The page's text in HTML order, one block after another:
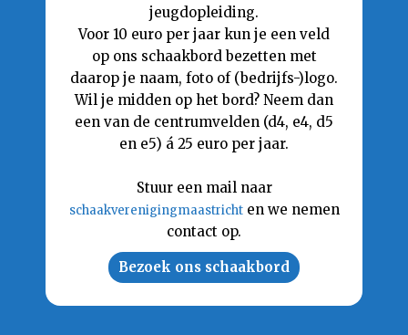
jeugdopleiding.
Voor 10 euro per jaar kun je een veld
op ons schaakbord bezetten met
daarop je naam, foto of (bedrijfs-)logo.
Wil je midden op het bord? Neem dan
een van de centrumvelden (d4, e4, d5
en e5) á 25 euro per jaar.
Stuur een mail naar
schaakverenigingmaastrichten we nemen
contact op.
Bezoek ons schaakbord